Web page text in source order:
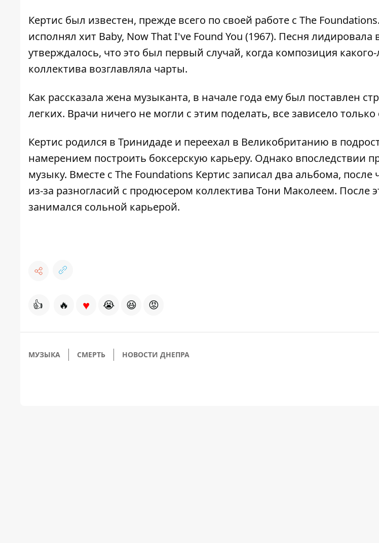
Кертис был известен, прежде всего по своей работе с The
исполнял хит Baby, Now That I've Found You (1967). Песня лидировала
утверждалось, что это был первый случай, когда композиция
коллектива возглавляла чарты.
Как рассказала жена музыканта, в начале года ему был поставлен
легких. Врачи ничего не могли с этим поделать, все зависело только
Кертис родился в Тринидаде и переехал в Великобританию в
намерением построить боксерскую карьеру. Однако впоследствии
музыку. Вместе с The Foundations Кертис записал два альбома, после
из-за разногласий с продюсером коллектива Тони Маколеем. После
занимался сольной карьерой.
👍 🔥 ♥ 😭 😆 😡
МУЗЫКА СМЕРТЬ НОВОСТИ ДНЕПРА